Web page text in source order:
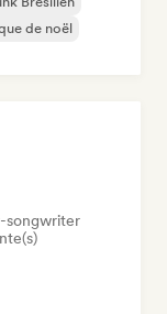
de noël
songwriter